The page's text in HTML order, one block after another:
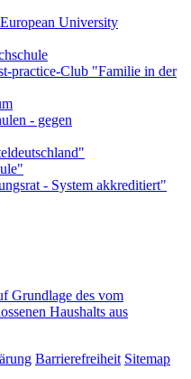
Grundlage des vom
Haushalts aus
Barrierefreiheit Sitemap